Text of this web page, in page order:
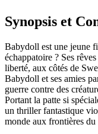
Synopsis et
Babydoll est une jeune
échappatoire ? Ses
liberté, aux côtés de
Babydoll et ses amies
guerre contre des
Portant la patte si
un thriller fantastique
monde aux frontières du